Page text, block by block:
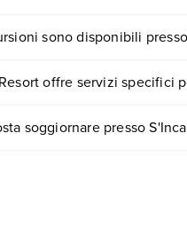
i dettagli nel paragrafo
sono disponibili
oprenotando un
offre servizi specifici
dettagli nel paragrafo
soggiornare presso